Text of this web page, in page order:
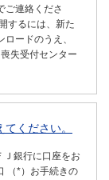
ご連絡くださ
するには、新た
ードのうえ、
失受付センター
ください。
Ｊ銀行に口座をお
（*）お手続きの